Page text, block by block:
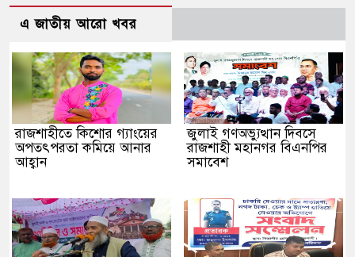
এ জাতীয় আরো খবর
রাজশাহীতে কিশোর গ্যাংয়ের
অপতৎপরতা কমিয়ে আনার
আহ্বান
জুলাই গণঅভ্যুত্থান দিবসে
রাজশাহী মহানগর বিএনপির
সমাবেশ